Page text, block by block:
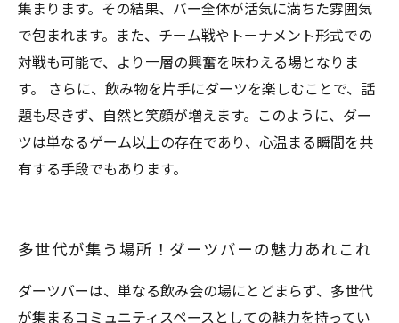
集まります。その結果、バー全体が活気に満ちた雰囲気
で包まれます。また、チーム戦やトーナメント形式での
対戦も可能で、より一層の興奮を味わえる場となりま
す。 さらに、飲み物を片手にダーツを楽しむことで、話
題も尽きず、自然と笑顔が増えます。このように、ダー
ツは単なるゲーム以上の存在であり、心温まる瞬間を共
有する手段でもあります。
多世代が集う場所！ダーツバーの魅力あれこれ
ダーツバーは、単なる飲み会の場にとどまらず、多世代
が集まるコミュニティスペースとしての魅力を持ってい